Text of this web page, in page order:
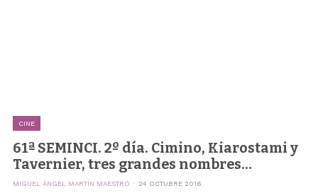
CINE
61ª SEMINCI. 2º día. Cimino, Kiarostami y
Tavernier, tres grandes nombres...
MIGUEL ÁNGEL MARTÍN MAESTRO 24 OCTUBRE 2016